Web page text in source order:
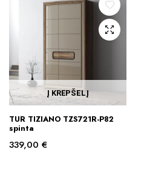
Į KREPŠELĮ
TUR TIZIANO TZS721R-P82
spinta
339,00 €